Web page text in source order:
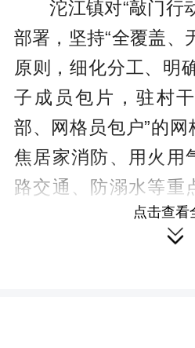
沱江镇对“敲门行
部署，坚持“全覆盖、
原则，细化分工、明
子成员包片，驻村
部、网格员包户”的
焦居家消防、用火用
路交通、防溺水等重
进行安全宣传、排查工
点击查看
